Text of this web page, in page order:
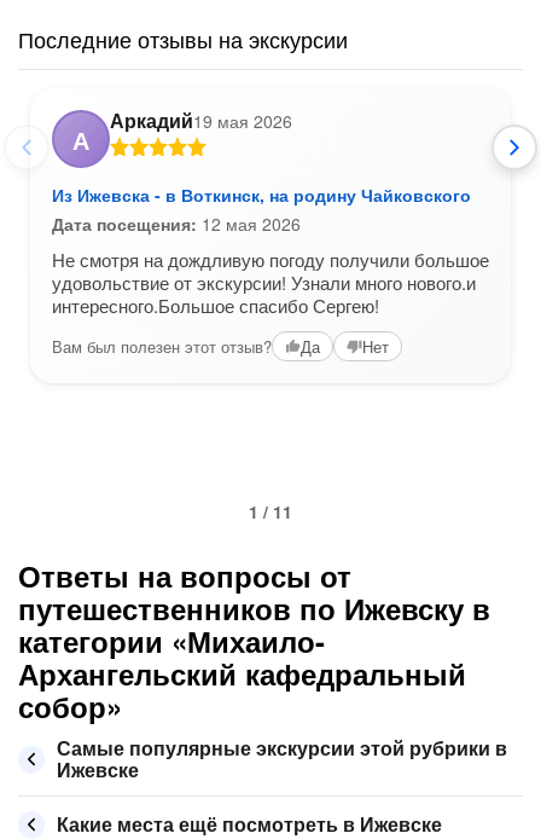
Последние отзывы на экскурсии
А
Аркадий19 мая 2026
Из Ижевска - в Воткинск, на родину Чайковского
Дата посещения: 12 мая 2026
Не смотря на дождливую погоду получили большое
удовольствие от экскурсии! Узнали много нового.и
интересного.Большое спасибо Сергею!
Вам был полезен этот отзыв? Да Нет
1 / 11
Ответы на вопросы от
путешественников по Ижевску в
категории «Михаило-
Архангельский кафедральный
собор»
Самые популярные экскурсии этой рубрики в
Ижевске
Какие места ещё посмотреть в Ижевске